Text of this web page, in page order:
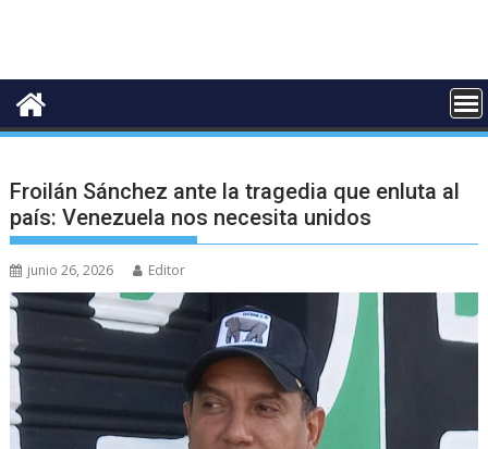
Froilán Sánchez ante la tragedia que enluta al
país: Venezuela nos necesita unidos
junio 26, 2026 Editor